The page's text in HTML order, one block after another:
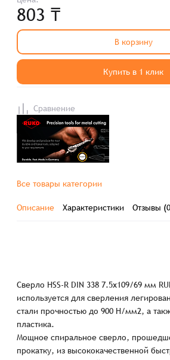
803 ₸
В корзину
Купить в 1 клик
Сравнение
Все товары категории
Описание Характеристики Отзывы
Сверло HSS-R DIN 338 7.5х109/69 мм
используется для сверления
стали прочностью до 900 Н/мм2, а
пластика.
Мощное спиральное сверло,
прокатку, из высококачественной